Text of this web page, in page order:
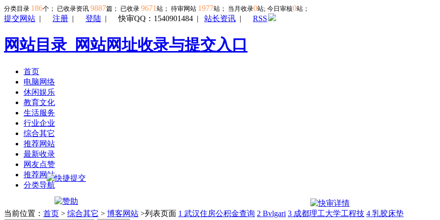
分类目录 186个； 已收录资讯 9887篇； 已收录 9671 站； 待审网站 1977站； 当月收录0站; 今日审核0站；
提交网站 | 注册 | 登陆 |快审QQ：1540901484 | 站长资讯 | RSS
网站目录_网站网址收录与提交入口
首页
电脑网络
休闲娱乐
教育文化
生活服务
行业企业
综合其它
推荐网站
最新收录
网友点赞
推荐网站
分类导航
当前位置： 首页 > 综合其它 > 博客网站 >列表页面 1 武汉住房公积金查询 2 Bvlgari 3 成都理工大学工程技 4 乳胶床垫